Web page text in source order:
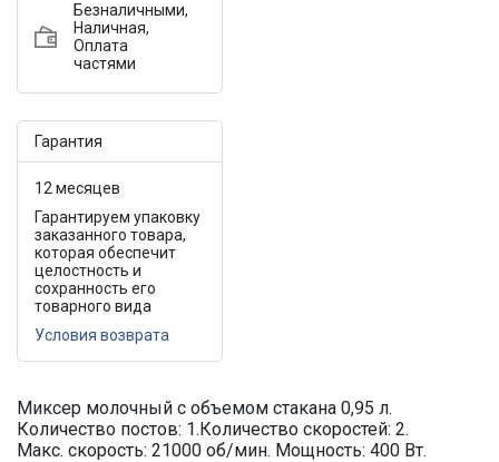
Безналичными,
Наличная,
Оплата
частями
Гарантия
12 месяцев
Гарантируем упаковку
заказанного товара,
которая обеспечит
целостность и
сохранность его
товарного вида
Условия возврата
Миксер молочный с объемом стакана 0,95 л.
Количество постов: 1.Количество скоростей: 2.
Макс. скорость: 21000 об/мин. Мощность: 400 Вт.